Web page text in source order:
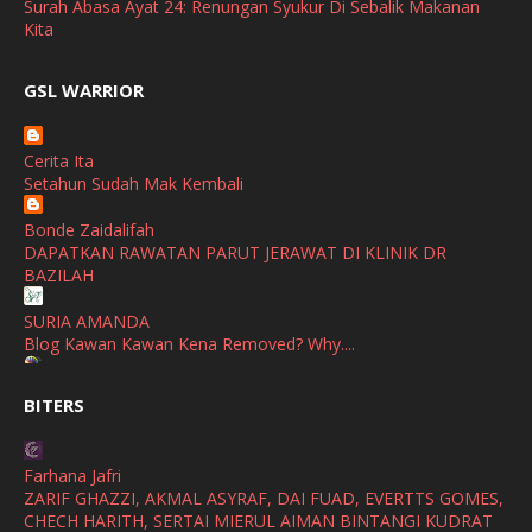
January
November
October
September
August
July
June
April
March (3)
Surah Abasa Ayat 24: Renungan Syukur Di Sebalik Makanan
Kita
Watsons Get Active Carnival 2026 Meriahkan Stadium Merdeka
dengan Gaya Hidup Sihat
SHALIMAR YUSOF
Selamat Maju Jaya Untuk Puan Intan
Show All
GSL WARRIOR
Cerita Ita
Setahun Sudah Mak Kembali
Bonde Zaidalifah
DAPATKAN RAWATAN PARUT JERAWAT DI KLINIK DR
BAZILAH
SURIA AMANDA
Blog Kawan Kawan Kena Removed? Why....
Huawei Pura 90s Series & Huawei Freeclip 2 S Now Available
In Malaysia
Azlinda Alin Malaysian Parenting Lifestyle Beauty Blogs
HUAWEI PURA 90s SERIES MOBILE IMAGING AND ALL-
SCENARIO INNOVATION
BITERS
Farhana Jafri
ZARIF GHAZZI, AKMAL ASYRAF, DAI FUAD, EVERTTS GOMES,
CHECH HARITH, SERTAI MIERUL AIMAN BINTANGI KUDRAT